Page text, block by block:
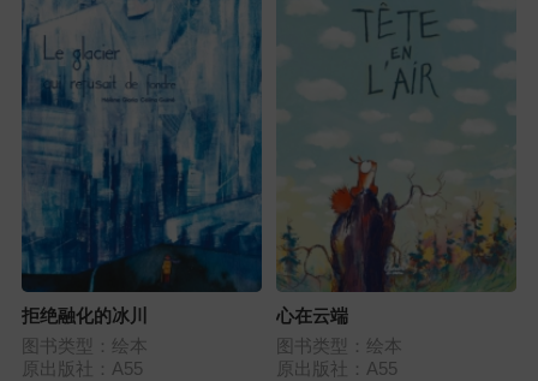
拒绝融化的冰川
图书类型：绘本
原出版社：A55
心在云端
图书类型：绘本
原出版社：A55